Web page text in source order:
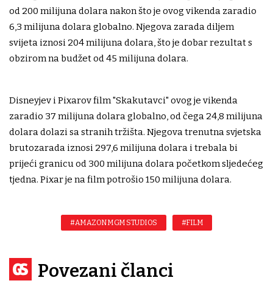
od 200 milijuna dolara nakon što je ovog vikenda zaradio
6,3 milijuna dolara globalno. Njegova zarada diljem
svijeta iznosi 204 milijuna dolara, što je dobar rezultat s
obzirom na budžet od 45 milijuna dolara.
Disneyjev i Pixarov film "Skakutavci" ovog je vikenda
zaradio 37 milijuna dolara globalno, od čega 24,8 milijuna
dolara dolazi sa stranih tržišta. Njegova trenutna svjetska
brutozarada iznosi 297,6 milijuna dolara i trebala bi
prijeći granicu od 300 milijuna dolara početkom sljedećeg
tjedna. Pixar je na film potrošio 150 milijuna dolara.
#AMAZON MGM STUDIOS #FILM
Povezani članci